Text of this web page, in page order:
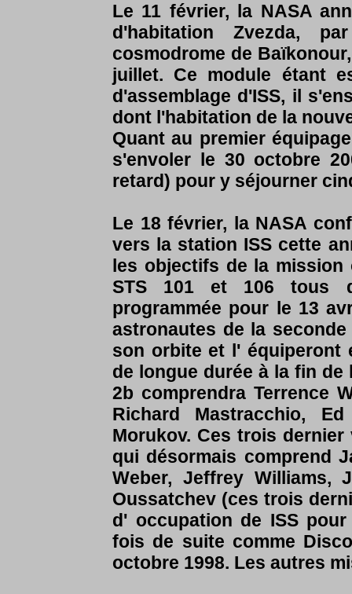
Le 11 février, la NASA
d'habitation Zvezda,
cosmodrome de
juillet. Ce module étant
d'assemblage d'ISS, il
dont l'habitation de la
Quant au premier
s'envoler le 30 octobre
retard) pour y séjourner
Le 18 février, la NASA
vers la station ISS cette
les objectifs de la mission
STS 101 et 106 tous
programmée pour le 13
astronautes de la
son orbite et l' équiperont
de longue durée à la fin de
2b comprendra Terrence
Richard Mastracchio,
Morukov. Ces trois dernier
qui désormais comprend
Weber, Jeffrey Williams,
Oussatchev (ces trois
d' occupation de ISS
fois de suite comme
octobre 1998. Les autres